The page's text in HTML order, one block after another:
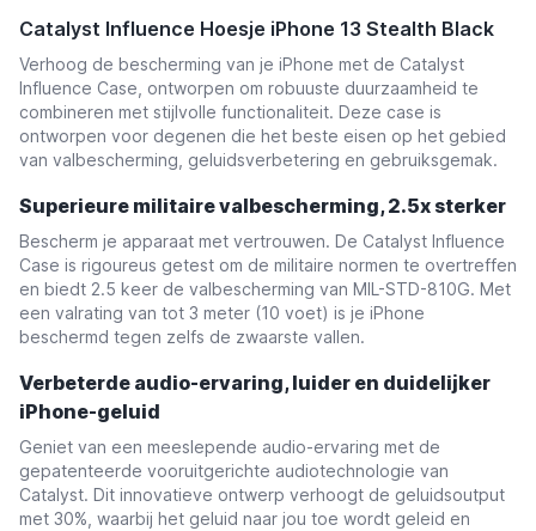
Catalyst Influence Hoesje iPhone 13 Stealth Black
Verhoog de bescherming van je iPhone met de Catalyst
Influence Case, ontworpen om robuuste duurzaamheid te
combineren met stijlvolle functionaliteit. Deze case is
ontworpen voor degenen die het beste eisen op het gebied
van valbescherming, geluidsverbetering en gebruiksgemak.
Superieure militaire valbescherming, 2.5x sterker
Bescherm je apparaat met vertrouwen. De Catalyst Influence
Case is rigoureus getest om de militaire normen te overtreffen
en biedt 2.5 keer de valbescherming van MIL-STD-810G. Met
een valrating van tot 3 meter (10 voet) is je iPhone
beschermd tegen zelfs de zwaarste vallen.
Verbeterde audio-ervaring, luider en duidelijker
iPhone-geluid
Geniet van een meeslepende audio-ervaring met de
gepatenteerde vooruitgerichte audiotechnologie van
Catalyst. Dit innovatieve ontwerp verhoogt de geluidsoutput
met 30%, waarbij het geluid naar jou toe wordt geleid en